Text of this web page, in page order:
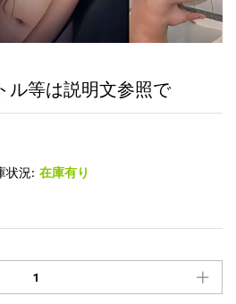
ル等は説明文参照で
状況: 在庫有り